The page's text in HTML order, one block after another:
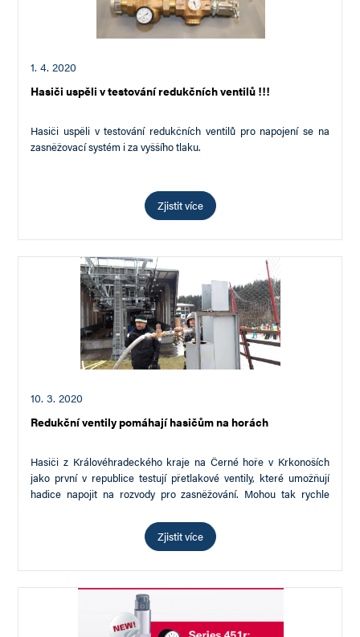
1. 4. 2020
Hasiči uspěli v testování redukčních ventilů !!!
Hasiči uspěli v testování redukčních ventilů pro napojení se na
zasněžovací systém i za vyššího tlaku.
Zjistit více
10. 3. 2020
Redukční ventily pomáhají hasičům na horách
Hasiči z Královéhradeckého kraje na Černé hoře v Krkonoších
jako první v republice testují přetlakové ventily, které umožňují
hadice napojit na rozvody pro zasněžování. Mohou tak rychle
Zjistit více